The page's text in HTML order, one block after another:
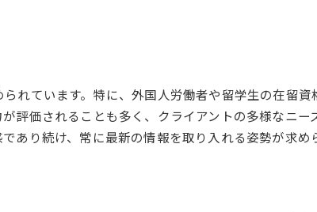
別化ポイント
がもたらす競争力
実現するための戦略
められるスキルセット
れています。特に、外国人労働者や留学生の在留
評価されることも多く、クライアントの多様なニ
り続け、常に最新の情報を取り入れる姿勢が求め